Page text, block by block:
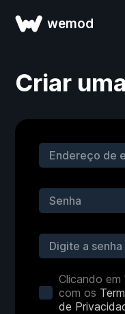
wemod
Criar
Clicando
com os
de